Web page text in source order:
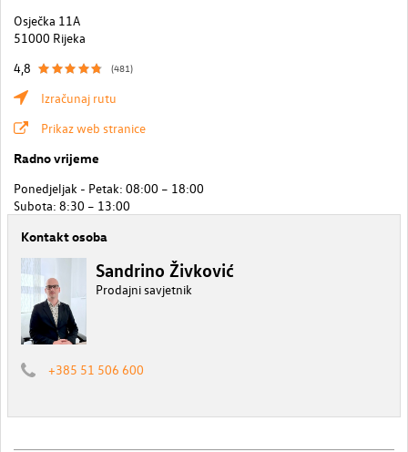
Osječka 11A
51000 Rijeka
4,8
(481)
Izračunaj rutu
Prikaz web stranice
Radno vrijeme
Ponedjeljak - Petak: 08:00 – 18:00
Subota: 8:30 – 13:00
Kontakt osoba
Sandrino Živković
Prodajni savjetnik
+385 51 506 600